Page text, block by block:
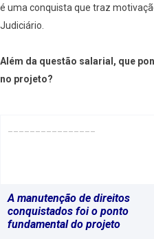
é uma conquista que traz
Judiciário.
Além da questão salarial, que
no projeto?
A manutenção de direitos
conquistados foi o ponto
fundamental do projeto